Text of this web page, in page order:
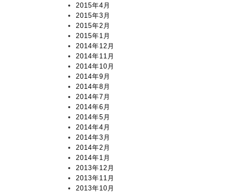
2015年4月
2015年3月
2015年2月
2015年1月
2014年12月
2014年11月
2014年10月
2014年9月
2014年8月
2014年7月
2014年6月
2014年5月
2014年4月
2014年3月
2014年2月
2014年1月
2013年12月
2013年11月
2013年10月